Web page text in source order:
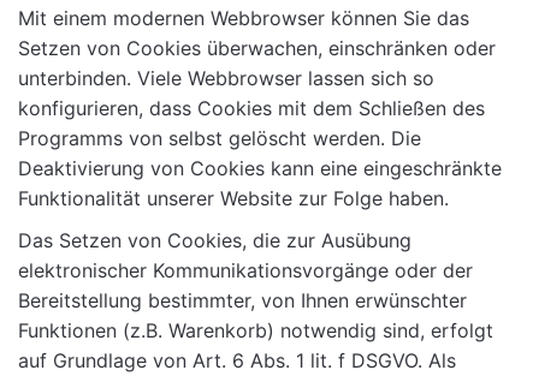
Mit einem modernen Webbrowser können Sie das
Setzen von Cookies überwachen, einschränken oder
unterbinden. Viele Webbrowser lassen sich so
konfigurieren, dass Cookies mit dem Schließen des
Programms von selbst gelöscht werden. Die
Deaktivierung von Cookies kann eine eingeschränkte
Funktionalität unserer Website zur Folge haben.
Das Setzen von Cookies, die zur Ausübung
elektronischer Kommunikationsvorgänge oder der
Bereitstellung bestimmter, von Ihnen erwünschter
Funktionen (z.B. Warenkorb) notwendig sind, erfolgt
auf Grundlage von Art. 6 Abs. 1 lit. f DSGVO. Als